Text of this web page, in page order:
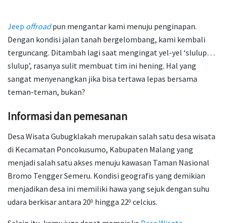
Jeep offroadpun mengantar kami menuju penginapan.
Dengan kondisi jalan tanah bergelombang, kami kembali
terguncang. Ditambah lagi saat mengingat yel-yel ‘slulup…
slulup’, rasanya sulit membuat tim ini hening. Hal yang
sangat menyenangkan jika bisa tertawa lepas bersama
teman-teman, bukan?
Informasi dan pemesanan
Desa Wisata Gubugklakah merupakan salah satu desa wisata
di Kecamatan Poncokusumo, Kabupaten Malang yang
menjadi salah satu akses menuju kawasan Taman Nasional
Bromo Tengger Semeru. Kondisi geografis yang demikian
menjadikan desa ini memiliki hawa yang sejuk dengan suhu
udara berkisar antara 200 hingga 220 celcius.